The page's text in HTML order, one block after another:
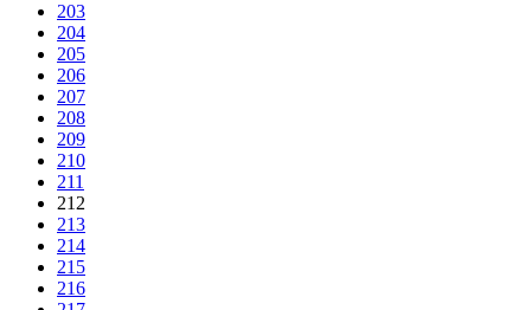
203
204
205
206
207
208
209
210
211
212
213
214
215
216